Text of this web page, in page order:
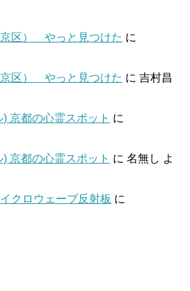
区） やっと見つけた に
区） やっと見つけた に 吉村昌
京都の心霊スポット に
京都の心霊スポット に 名無し よ
クロウェーブ反射板 に